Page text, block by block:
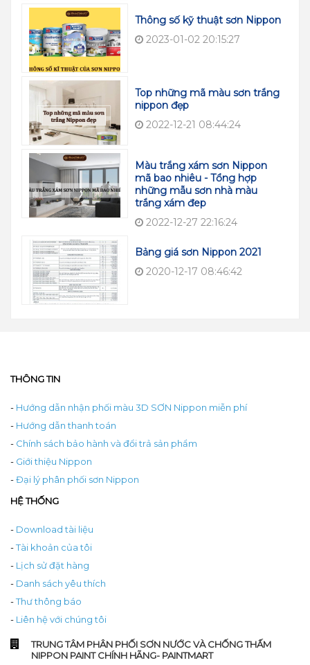
Thông số kỹ thuật sơn Nippon
2023-01-02 20:15:27
Top những mã màu sơn trắng
nippon đẹp
2022-12-21 08:44:24
Màu trắng xám sơn Nippon
mã bao nhiêu - Tổng hợp
những mẫu sơn nhà màu
trắng xám đep
2022-12-27 22:16:24
Bảng giá sơn Nippon 2021
2020-12-17 08:46:42
THÔNG TIN
- Hướng dẫn nhận phối màu 3D SƠN Nippon miễn phí
- Hướng dẫn thanh toán
- Chính sách bảo hành và đổi trả sản phẩm
- Giới thiệu Nippon
-Đại lý phân phối sơn Nippon
HỆ THỐNG
- Download tài liệu
-Tài khoản của tôi
- Lịch sử đặt hàng
- Danh sách yêu thích
-Thư thông báo
- Liên hệ với chúng tôi
TRUNG TÂM PHÂN PHỐI SƠN NƯỚC VÀ CHỐNG THẤM
NIPPON PAINT CHÍNH HÃNG- PAINTMART